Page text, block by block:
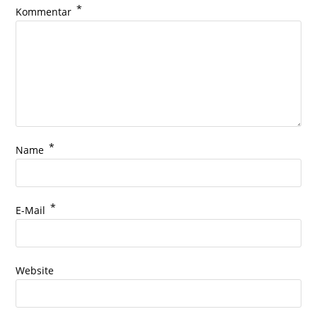
Kommentar *
Name *
E-Mail *
Website